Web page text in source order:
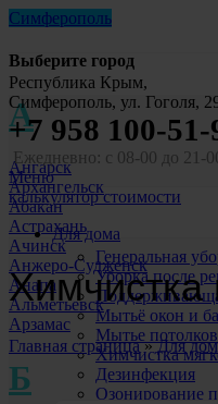
Симферополь
Выберите город
А
Ангарск
Архангельск
Абакан
Астрахань
Ачинск
Анжеро-Судженск
Анапа
Альметьевск
Арзамас
Б
Республика Крым,
Симферополь, ул. Гоголя,
+7 958 100-51-
Ежедневно: с 08-00 до 21-
Меню
калькулятор стоимости
Для дома
Генеральная
Уборка после
Мытьё окон и
Мытье потолков
Химчистка
Дезинфекция
Озонирование
Химчистка
Главная страница»Для